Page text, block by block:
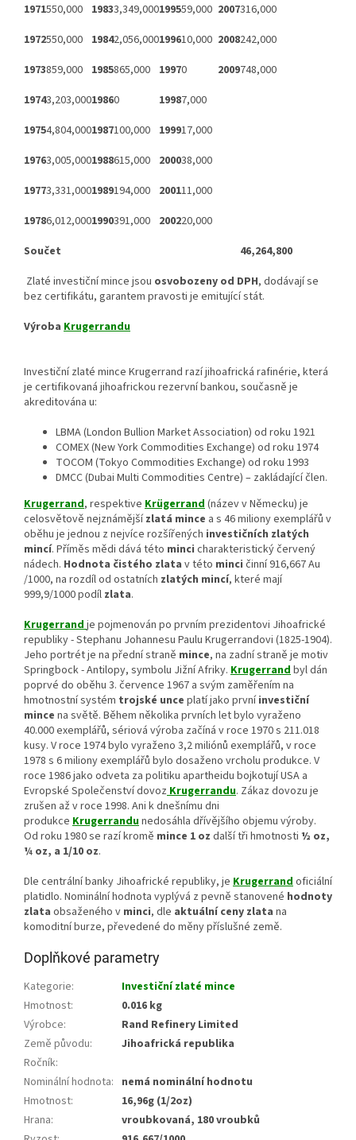
1971550,000 19833,349,000199559,000 2007316,000
1972550,000 19842,056,000199610,000 2008242,000
1973859,000 1985865,000 19970 2009748,000
19743,203,00019860 19987,000
19754,804,0001987100,000 199917,000
19763,005,0001988615,000 200038,000
19773,331,0001989194,000 200111,000
19786,012,0001990391,000 200220,000
Součet
46,264,800
Zlaté investiční mince jsou osvobozeny od DPH, dodávají se
bez certifikátu, garantem pravosti je emitující stát.
Výroba Krugerrandu
Investiční zlaté mince Krugerrand razí jihoafrická rafinérie, která
je certifikovaná jihoafrickou rezervní bankou, současně je
akreditována u:
LBMA (London Bullion Market Association) od roku 1921
COMEX (New York Commodities Exchange) od roku 1974
TOCOM (Tokyo Commodities Exchange) od roku 1993
DMCC (Dubai Multi Commodities Centre) – zakládající člen.
Krugerrand, respektive Krügerrand (název v Německu) je
celosvětově nejznámějšízlatá mince a s 46 miliony exemplářů v
oběhu je jednou z nejvíce rozšířených investičních zlatých
mincí. Příměs mědi dává této minci charakteristický červený
nádech. Hodnota čistého zlata v této minci činní 916,667 Au
/1000, na rozdíl od ostatních zlatých mincí, které mají
999,9/1000 podíl zlata.
Krugerrand je pojmenován po prvním prezidentovi Jihoafrické
republiky - Stephanu Johannesu Paulu Krugerrandovi (1825-1904).
Jeho portrét je na přední straně mince, na zadní straně je motiv
Springbock - Antilopy, symbolu Jižní Afriky. Krugerrand byl dán
poprvé do oběhu 3. července 1967 a svým zaměřením na
hmotnostní systém trojské unce platí jako prvníinvestiční
mince na světě. Během několika prvních let bylo vyraženo
40.000 exemplářů, sériová výroba začíná v roce 1970 s 211.018
kusy. V roce 1974 bylo vyraženo 3,2 miliónů exemplářů, v roce
1978 s 6 miliony exemplářů bylo dosaženo vrcholu produkce. V
roce 1986 jako odveta za politiku apartheidu bojkotují USA a
Evropské Společenství dovoz Krugerrandu. Zákaz dovozu je
zrušen až v roce 1998. Ani k dnešnímu dni
produkce Krugerrandunedosáhla dřívějšího objemu výroby.
Od roku 1980 se razí kromě mince 1 oz další tři hmotnosti ½ oz,
¼ oz, a 1/10 oz.
Dle centrální banky Jihoafrické republiky, je Krugerrand oficiální
platidlo. Nominální hodnota vyplývá z pevně stanovené hodnoty
zlata obsaženého v minci, dle aktuální ceny zlata na
komoditní burze, převedené do měny příslušné země.
Doplňkové parametry
Kategorie:
Investiční zlaté mince
Hmotnost:
0.016 kg
Výrobce:
Rand Refinery Limited
Země původu:
Jihoafrická republika
Ročník:
Nominální hodnota: nemá nominální hodnotu
Hmotnost:
16,96g (1/2oz)
Hrana:
vroubkovaná, 180 vroubků